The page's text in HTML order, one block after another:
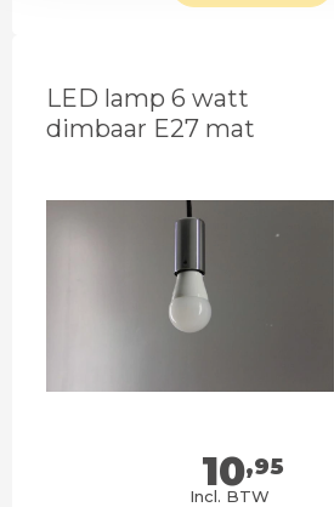
LED lamp 6 watt
dimbaar E27 mat
10,95
Incl. BTW